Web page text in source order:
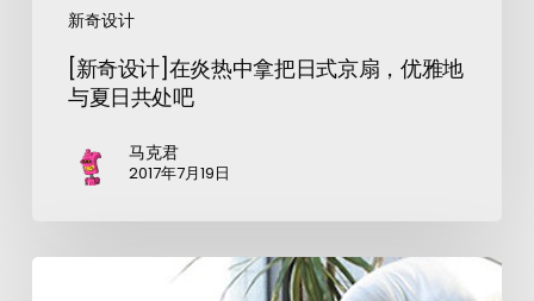
新奇设计
[新奇设计]在炎热中拿把日式京扇，优雅地
与夏日共处吧
马克君
2017年7月19日